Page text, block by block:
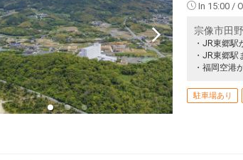
In 15:00 /
宗像市田
・JR東郷
・JR東郷
・福岡空港
駐車場あり